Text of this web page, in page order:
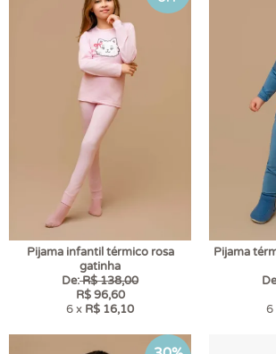
Pijama infantil térmico rosa
gatinha
De:R$ 138,00
R$ 96,60
6 x R$ 16,10
Pijama
6